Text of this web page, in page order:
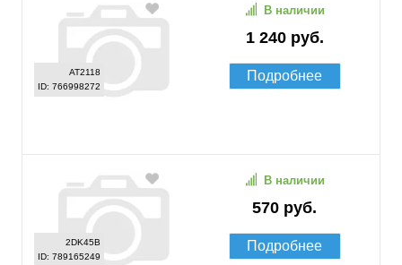
AT2118
ID: 766998272
1 240 руб.
В наличии
Подробнее
2DK45B
ID: 789165249
570 руб.
В наличии
Подробнее